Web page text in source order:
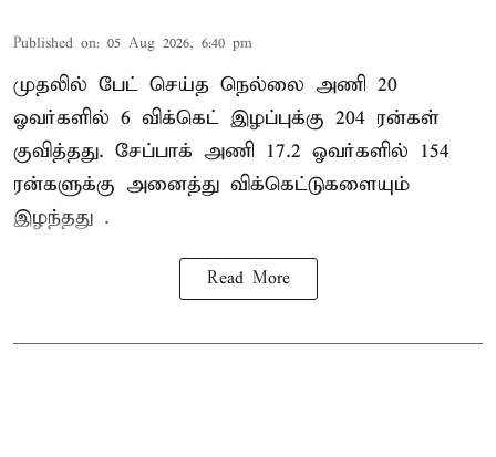
Published on: 05 Aug 2026, 6:40 pm
முதலில் பேட் செய்த நெல்லை அணி 20
ஓவர்களில் 6 விக்கெட் இழப்புக்கு 204 ரன்கள்
குவித்தது. சேப்பாக் அணி 17.2 ஓவர்களில் 154
ரன்களுக்கு அனைத்து விக்கெட்டுகளையும்
இழந்தது .
Read More